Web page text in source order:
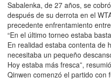
Sabalenka, de 27 años, se
después de su derrota en el
precedente enfrentamiento
“En el último torneo estaba
En realidad estaba contenta de
necesitaba un pequeño
Hoy estaba más fresca”,
Qinwen comenzó el partido con